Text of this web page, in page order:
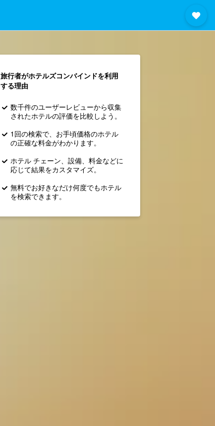
旅行者がホテルズコンバインド​を利用
する理由
数千件のユーザーレビューから収集
されたホテルの評価を比較しよう。
1回の検索で、お手頃価格のホテル
の正確な料金がわかります。
ホテル チェーン、設備、料金などに
応じて結果をカスタマイズ。
無料でお好きなだけ何度でもホテル
を検索できます。